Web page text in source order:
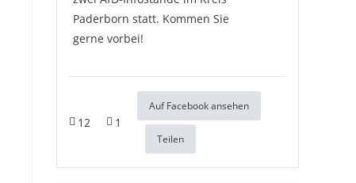
Paderborn statt. Kommen Sie
gerne vorbei!
12 1
Auf Facebook ansehen
Teilen